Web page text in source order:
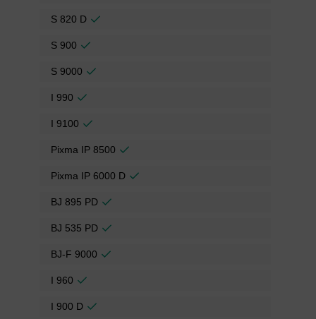
S 820 D
S 900
S 9000
I 990
I 9100
Pixma IP 8500
Pixma IP 6000 D
BJ 895 PD
BJ 535 PD
BJ-F 9000
I 960
I 900 D